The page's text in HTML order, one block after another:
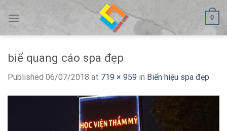
0
biể quang cáo spa đẹp
Published 06/07/2018 at 719 × 959 in Biển hiệu spa đẹp